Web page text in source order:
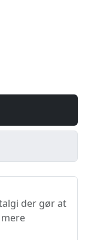
der gør at